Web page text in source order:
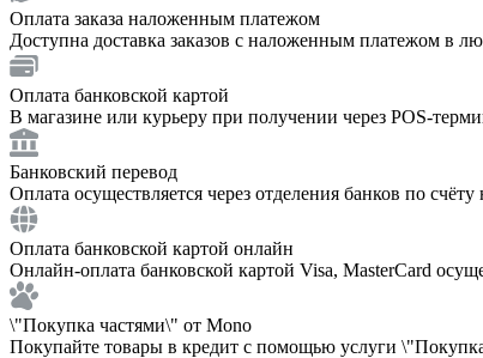
Оплата заказа наложенным платежом
Доступна доставка заказов с наложенным платежом в
Оплата банковской картой
В магазине или курьеру при получении через POS-
Банковский перевод
Оплата осуществляется через отделения банков по
Оплата банковской картой онлайн
Онлайн-оплата банковской картой Visa, MasterCard
\"Покупка частями\" от Mono
Покупайте товары в кредит с помощью услуги